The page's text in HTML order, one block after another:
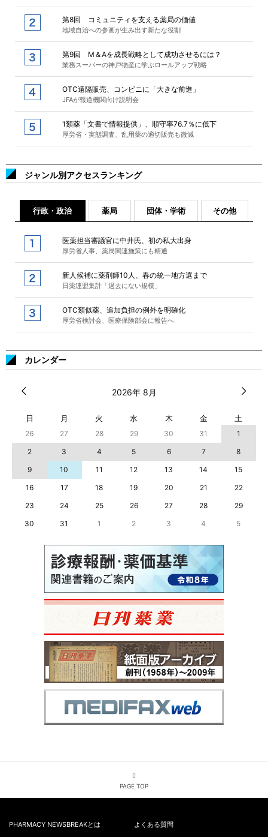
第8回 コミュニティを支える薬局の価値
地域自治への参画が生み出す新たな役割
第9回 M＆Aを成長戦略として成功させるには？
業務スーパーの神戸物産に学ぶロールアップ戦略
OTC遠隔販売、コンビニに「大きな前進」
JFAが報道機関向け説明会
1類薬「文書で情報提供」、順守率76.7％に低下
厚労省・実態調査、乱用薬の適切販売も微減
ジャンル別アクセスランキング
行政・政治 薬局 団体・学術 その他
医薬担当審議官に中井氏、初の私大出身
厚労省人事、薬局関連施策にも精通
新人候補に薬剤師10人、春の統一地方選まで
日薬連盟集計「過去にない規模」
OTC類似薬、追加負担の例外を明確化
厚労省検討会、医療保険部会に報告へ
カレンダー
2026年 8月
日 月 火 水 木 金 土
26 27 28 29 30 31
1
2
3 4 5 6 7
8
9
10 11 12 13 14
15
16
17 18 19 20 21
22
23
24 25 26 27 28
29
30
31 1 2 3 4 5
PAGE TOP
PHARMACY NEWSBREAKとは
よくある質問